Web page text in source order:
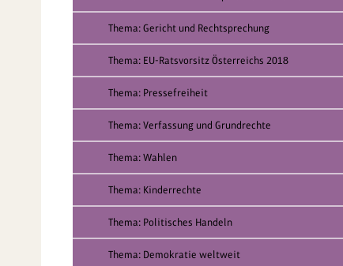
Thema: Gericht und Rechtsprechung
Thema: EU-Ratsvorsitz Österreichs 2018
Thema: Pressefreiheit
Thema: Verfassung und Grundrechte
Thema: Wahlen
Thema: Kinderrechte
Thema: Politisches Handeln
Thema: Demokratie weltweit